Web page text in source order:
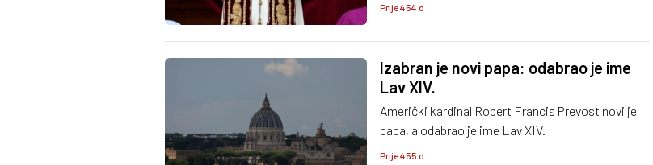
razumjeti potrebe mladih."
Prije 454 d
Izabran je novi papa: odabrao je ime
Lav XIV.
Američki kardinal Robert Francis Prevost novi je
papa, a odabrao je ime Lav XIV.
Prije 455 d